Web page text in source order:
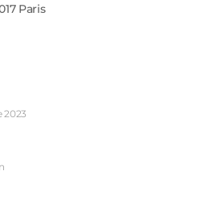
Paris
2023